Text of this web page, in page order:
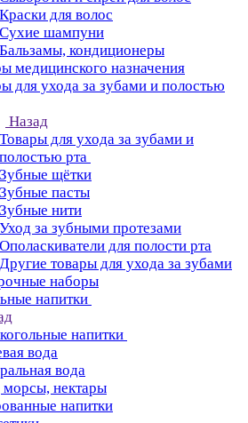
Краски для волос
Сухие шампуни
Бальзамы, кондиционеры
медицинского назначения
для ухода за зубами и полостью
Назад
Товары для ухода за зубами и
полостью рта
Зубные щётки
Зубные пасты
Зубные нити
Уход за зубными протезами
Ополаскиватели для полости рта
Другие товары для ухода за зубами
наборы
напитки
напитки
вода
вода
нектары
напитки